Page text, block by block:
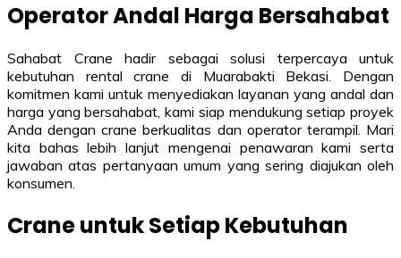
Operator Andal Harga Bersahabat
Sahabat Crane hadir sebagai solusi terpercaya untuk
kebutuhan rental crane di Muarabakti Bekasi. Dengan
komitmen kami untuk menyediakan layanan yang andal dan
harga yang bersahabat, kami siap mendukung setiap proyek
Anda dengan crane berkualitas dan operator terampil. Mari
kita bahas lebih lanjut mengenai penawaran kami serta
jawaban atas pertanyaan umum yang sering diajukan oleh
konsumen.
Crane untuk Setiap Kebutuhan